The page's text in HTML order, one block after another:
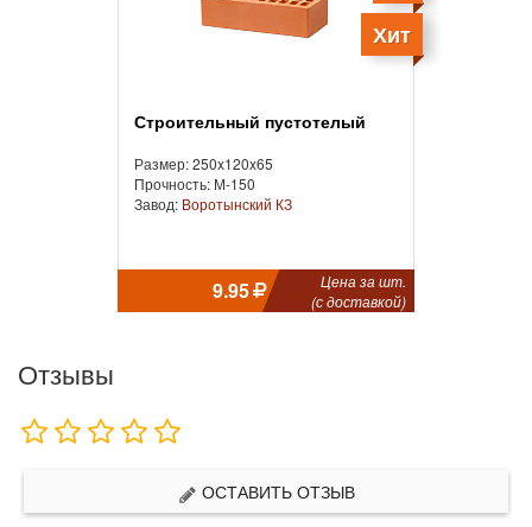
Хит
Строительный пустотелый
Размер: 250x120x65
Прочность: М-150
Завод: Воротынский КЗ
9.95
Цена за шт.
(с доставкой)
Отзывы
ОСТАВИТЬ ОТЗЫВ